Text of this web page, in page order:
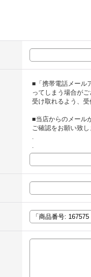
■「携帯電話メール
ってしまう場合が
受け取れるよう、受
■当店からのメール
ご確認をお願い致し
.
.